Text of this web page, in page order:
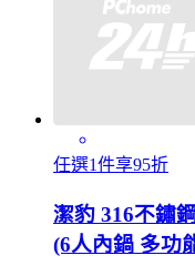
任選1件享95折
潔豹 316不鏽
(6人內鍋 多功